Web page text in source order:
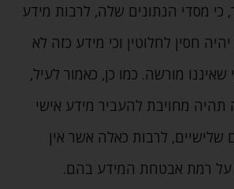
כי מסדי הנתונים שלה‚ לרבות מידע
חסין לחלוטין וכי מידע כזה לא
מורשה. כמו כן‚ כאמור לעיל‚
מחויבת להעביר מידע אישי
שלישיים‚ לרבות כאלה אשר אין
רמת אבטחת המידע בהם.